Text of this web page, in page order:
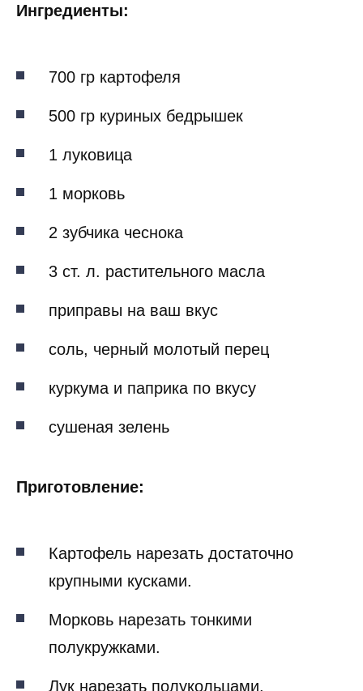
Ингредиенты:
700 гр картофеля
500 гр куриных бедрышек
1 луковица
1 морковь
2 зубчика чеснока
3 ст. л. растительного масла
приправы на ваш вкус
соль, черный молотый перец
куркума и паприка по вкусу
сушеная зелень
Приготовление:
Картофель нарезать достаточно
крупными кусками.
Морковь нарезать тонкими
полукружками.
Лук нарезать полукольцами.